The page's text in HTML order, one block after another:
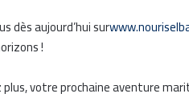
dès aujourd’hui sur
!
votre prochaine aventure